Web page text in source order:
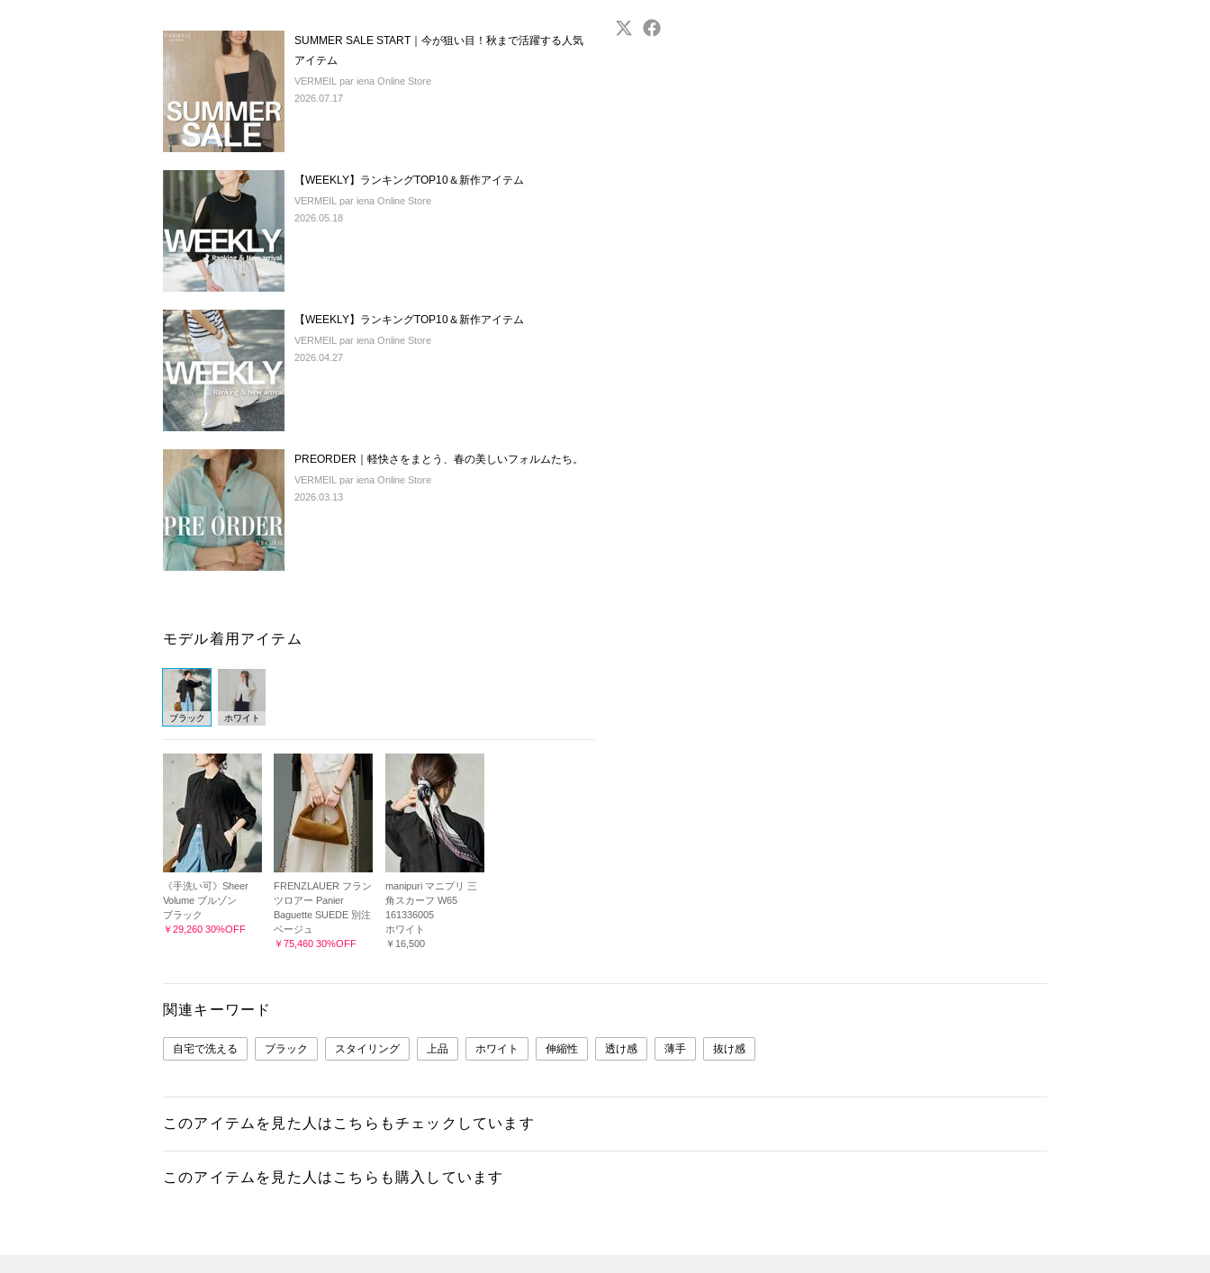
SUMMER SALE START｜今が狙い目！秋まで活躍する人気
アイテム
VERMEIL par iena Online Store
2026.07.17
【WEEKLY】ランキングTOP10＆新作アイテム
VERMEIL par iena Online Store
2026.05.18
【WEEKLY】ランキングTOP10＆新作アイテム
VERMEIL par iena Online Store
2026.04.27
PREORDER｜軽快さをまとう、春の美しいフォルムたち。
VERMEIL par iena Online Store
2026.03.13
モデル着用アイテム
ブラック ホワイト
《手洗い可》Sheer
Volume ブルゾン
ブラック
￥29,260 30%OFF
FRENZLAUER フラン
ツロアー Panier
Baguette SUEDE 別注
ベージュ
￥75,460 30%OFF
manipuri マニプリ 三
角スカーフ W65
161336005
ホワイト
￥16,500
関連キーワード
自宅で洗える ブラック スタイリング 上品 ホワイト 伸縮性 透け感 薄手 抜け感
このアイテムを見た人はこちらもチェックしています
このアイテムを見た人はこちらも購入しています